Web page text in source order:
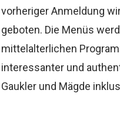
vorheriger Anmeldung
geboten. Die Menüs
mittelalterlichen
interessanter und
Gaukler und Mägde